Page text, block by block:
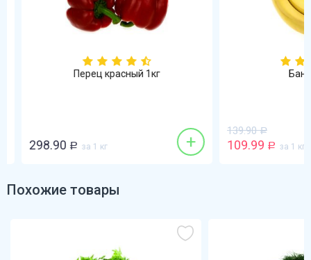
Перец красный 1кг
298.90 Р за 1 кг +
139.90 Р
109.99 Р за 1 кг
Похожие товары